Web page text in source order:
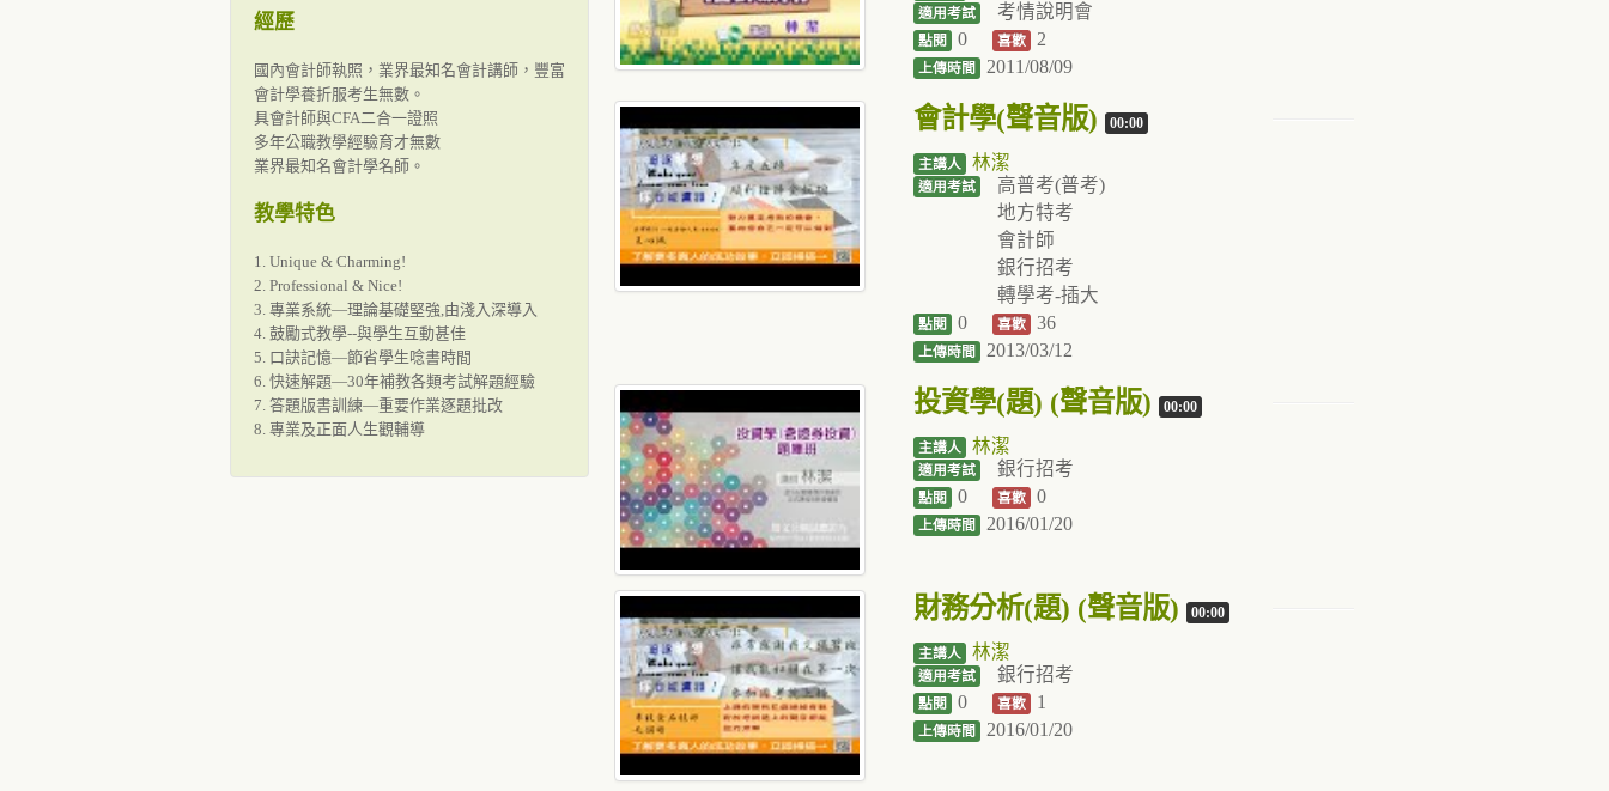
經歷
國內會計師執照，業界最知名會計講師，豐富
會計學養折服考生無數。
具會計師與CFA二合一證照
多年公職教學經驗育才無數
業界最知名會計學名師。
教學特色
1. Unique & Charming!
2. Professional & Nice!
3. 專業系統—理論基礎堅強,由淺入深導入
4. 鼓勵式教學--與學生互動甚佳
5. 口訣記憶—節省學生唸書時間
6. 快速解題—30年補教各類考試解題經驗
7. 答題版書訓練—重要作業逐題批改
8. 專業及正面人生觀輔導
適用考試 考情說明會
點閱 0 喜歡 2
上傳時間 2011/08/09
會計學(聲音版) 00:00
主講人 林潔
適用考試
高普考(普考)
地方特考
會計師
銀行招考
轉學考-插大
點閱 0 喜歡 36
上傳時間 2013/03/12
投資學(題) (聲音版) 00:00
主講人 林潔
適用考試 銀行招考
點閱 0 喜歡 0
上傳時間 2016/01/20
財務分析(題) (聲音版) 00:00
主講人 林潔
適用考試 銀行招考
點閱 0 喜歡 1
上傳時間 2016/01/20